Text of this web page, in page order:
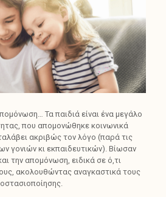
Τα παιδιά είναι ένα μεγάλο
που απομονώθηκε κοινωνικά
ακριβώς τον λόγο (παρά τις
γονιών κι εκπαιδευτικών). Βίωσαν
την απομόνωση, ειδικά σε ό,τι
ακολουθώντας αναγκαστικά τους